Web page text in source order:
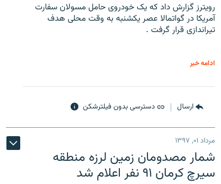
رویترز گزارش داد که یک خودروی حامل مسولان سفارت
آمریکا در گواتمالا عصر یکشنبه به وقت محلی هدف
تیراندازی قرار گرفت .
ادامه خبر
ارسال دسترسی بدون فیلترشکن
مرداد ۰۱, ۱۳۹۷
شمار مصدومان زمین لرزه منطقه
سیرچ کرمان ۹۱ نفر اعلام شد